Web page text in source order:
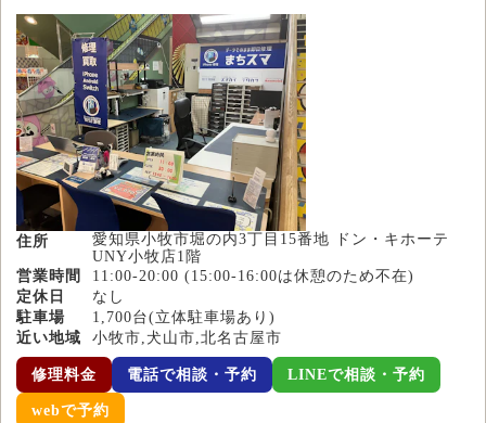
住所
愛知県小牧市堀の内3丁目15番地 ドン・キホーテ
UNY小牧店1階
営業時間
11:00-20:00 (15:00-16:00は休憩のため不在)
定休日
なし
駐車場
1,700台(立体駐車場あり)
近い地域
小牧市,犬山市,北名古屋市
修理料金 電話で相談・予約 LINEで相談・予約
webで予約